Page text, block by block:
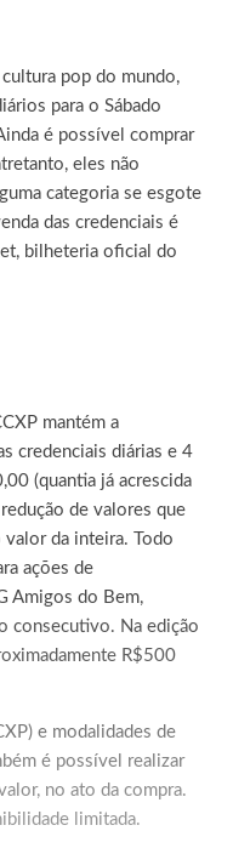
pop do mundo,
para o Sábado
é possível comprar
eles não
categoria se esgote
das credenciais é
bilheteria oficial do
mantém a
credenciais diárias e 4
(quantia já acrescida
de valores que
valor da inteira. Todo
ações de
Amigos do Bem,
consecutivo. Na edição
R$500
e modalidades de
é possível realizar
no ato da compra.
limitada.